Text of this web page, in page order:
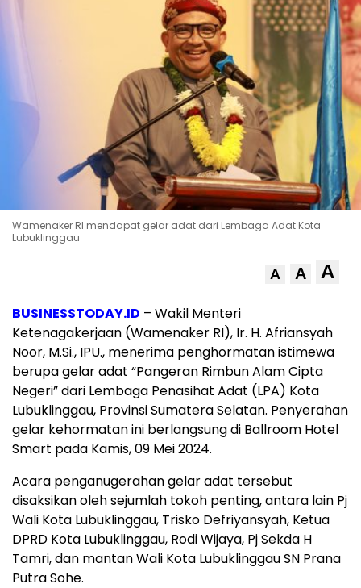
Wamenaker RI mendapat gelar adat dari Lembaga Adat Kota
Lubuklinggau
A A A
BUSINESSTODAY.ID – Wakil Menteri
Ketenagakerjaan (Wamenaker RI), Ir. H. Afriansyah
Noor, M.Si., IPU., menerima penghormatan istimewa
berupa gelar adat “Pangeran Rimbun Alam Cipta
Negeri” dari Lembaga Penasihat Adat (LPA) Kota
Lubuklinggau, Provinsi Sumatera Selatan. Penyerahan
gelar kehormatan ini berlangsung di Ballroom Hotel
Smart pada Kamis, 09 Mei 2024.
Acara penganugerahan gelar adat tersebut
disaksikan oleh sejumlah tokoh penting, antara lain Pj
Wali Kota Lubuklinggau, Trisko Defriyansyah, Ketua
DPRD Kota Lubuklinggau, Rodi Wijaya, Pj Sekda H
Tamri, dan mantan Wali Kota Lubuklinggau SN Prana
Putra Sohe.